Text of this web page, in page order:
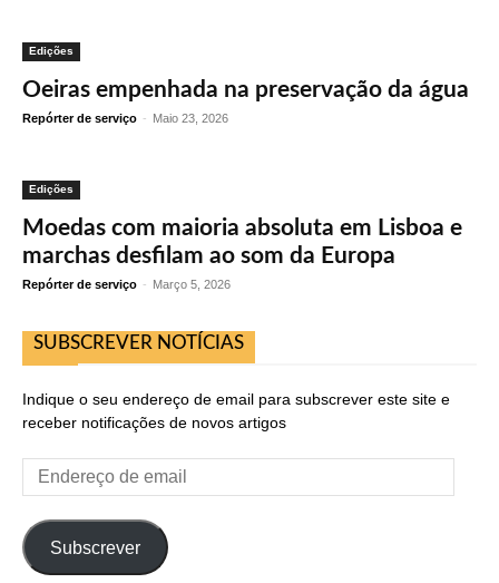
Edições
Oeiras empenhada na preservação da água
Repórter de serviço - Maio 23, 2026
Edições
Moedas com maioria absoluta em Lisboa e
marchas desfilam ao som da Europa
Repórter de serviço - Março 5, 2026
SUBSCREVER NOTÍCIAS
Indique o seu endereço de email para subscrever este site e
receber notificações de novos artigos
Endereço
de
email
Subscrever